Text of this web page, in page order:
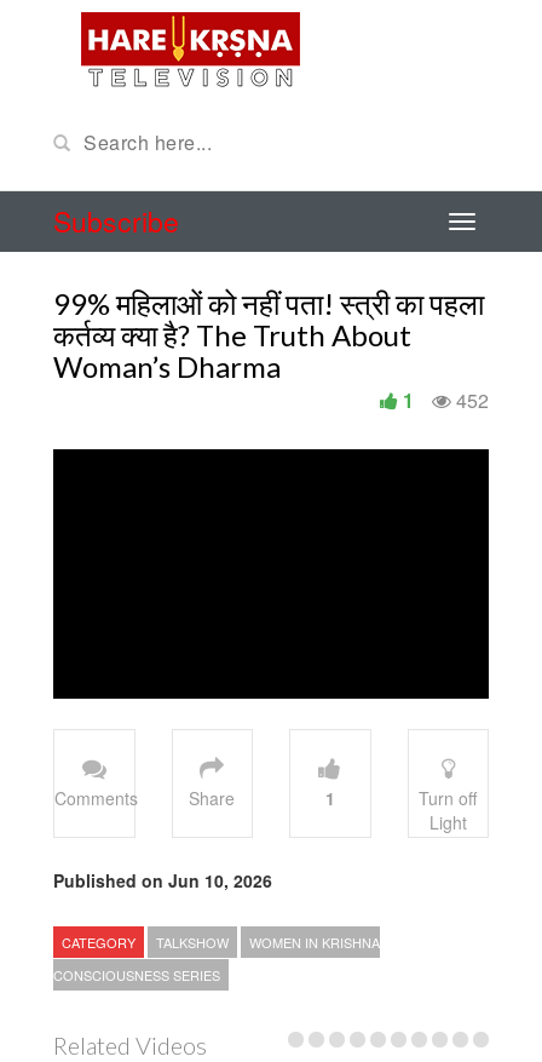
Subscribe
99% महिलाओं को नहीं पता! स्त्री का पहला
कर्तव्य क्या है? The Truth About
Woman’s Dharma
452
1
Comments Share 1
Turn off
Light
Published on Jun 10, 2026
CATEGORY TALKSHOW
WOMEN IN KRISHNA
CONSCIOUSNESS SERIES
Related Videos